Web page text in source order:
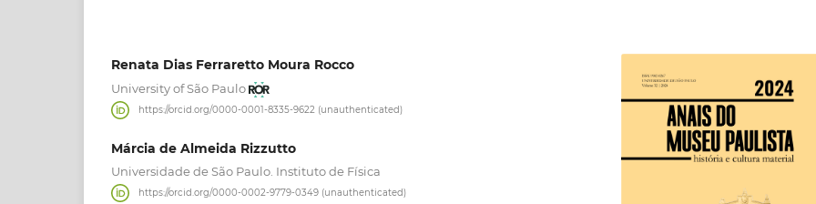
Renata Dias Ferraretto Moura Rocco
University of São Paulo
https://orcid.org/0000-0001-8335-9622 (unauthenticated)
Márcia de Almeida Rizzutto
Universidade de São Paulo. Instituto de Física
https://orcid.org/0000-0002-9779-0349 (unauthenticated)